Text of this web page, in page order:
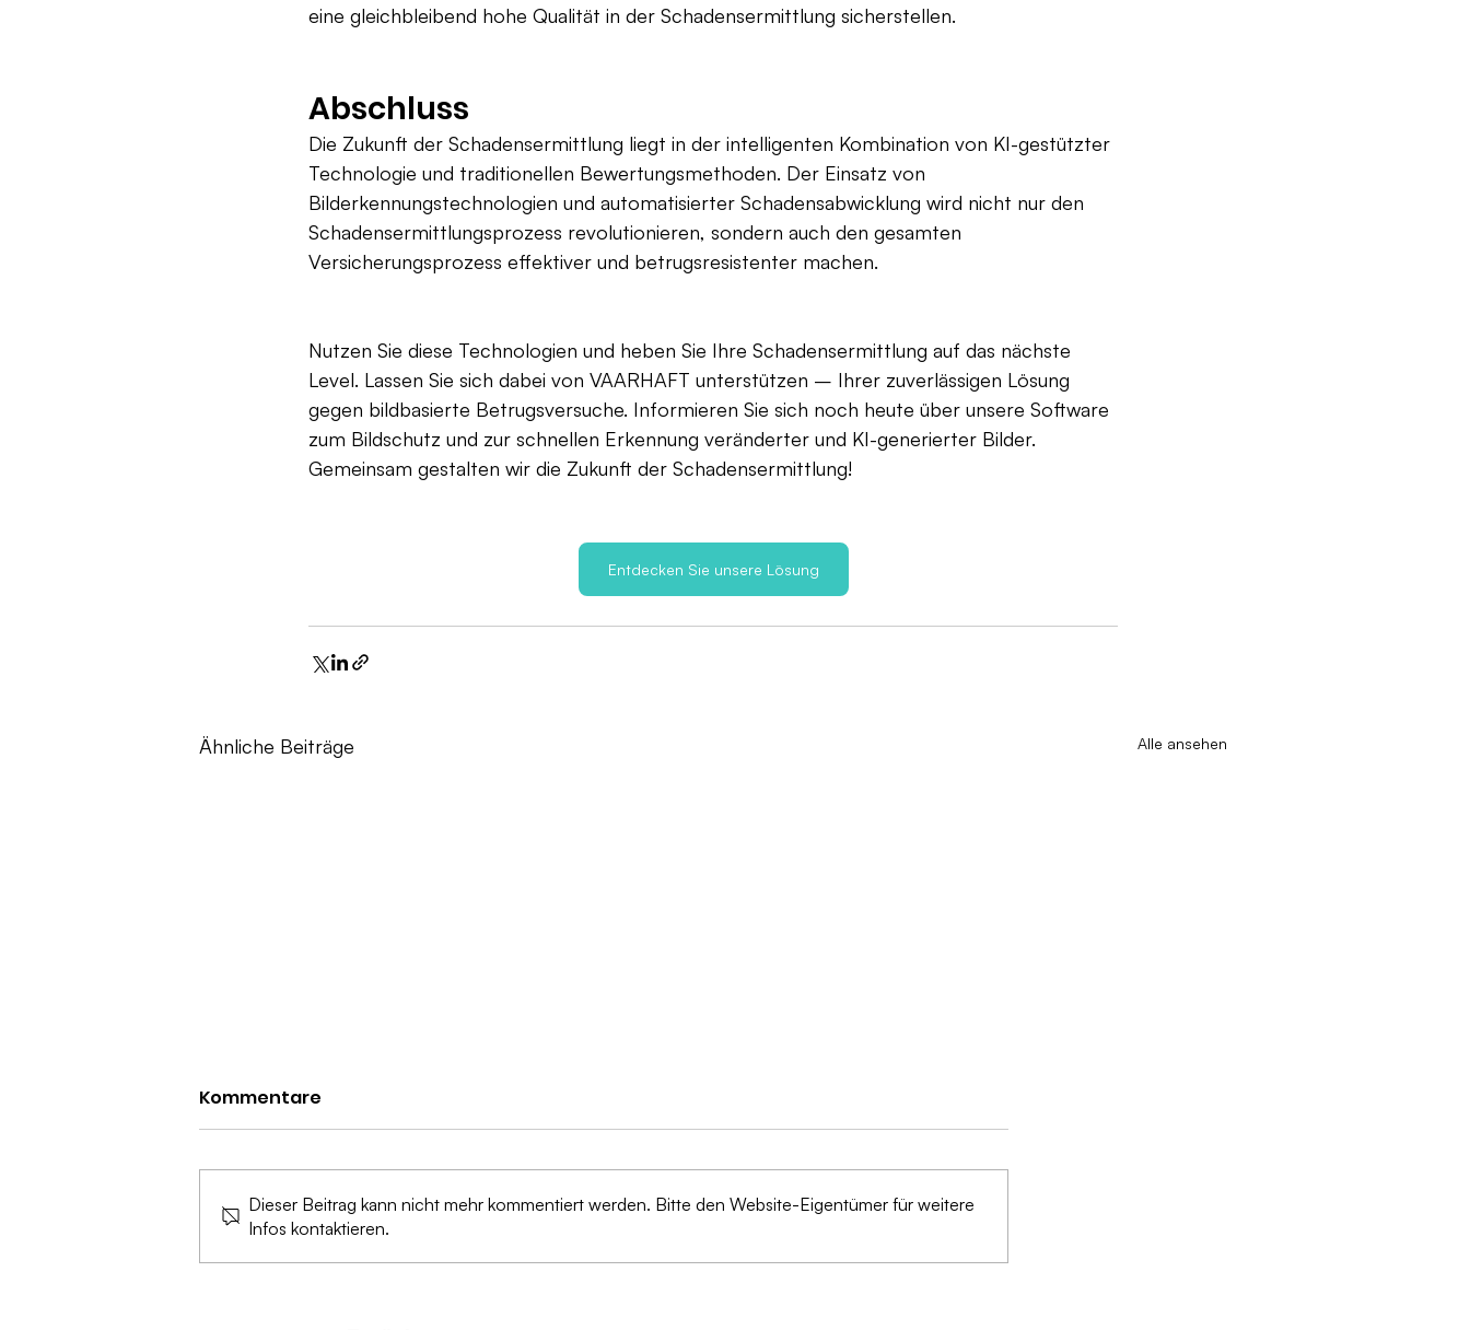
eine gleichbleibend hohe Qualität in der Schadensermittlung sicherstellen.
Abschluss
Die Zukunft der Schadensermittlung liegt in der intelligenten Kombination von KI-gestützter
Technologie und traditionellen Bewertungsmethoden. Der Einsatz von
Bilderkennungstechnologien und automatisierter Schadensabwicklung wird nicht nur den
Schadensermittlungsprozess revolutionieren, sondern auch den gesamten
Versicherungsprozess effektiver und betrugsresistenter machen.
Nutzen Sie diese Technologien und heben Sie Ihre Schadensermittlung auf das nächste
Level. Lassen Sie sich dabei von VAARHAFT unterstützen – Ihrer zuverlässigen Lösung
gegen bildbasierte Betrugsversuche. Informieren Sie sich noch heute über unsere Software
zum Bildschutz und zur schnellen Erkennung veränderter und KI-generierter Bilder.
Gemeinsam gestalten wir die Zukunft der Schadensermittlung!
Entdecken Sie unsere Lösung
Ähnliche Beiträge Alle ansehen
Zukunft des
Von der Theorie zur
Kommentare
Dieser Beitrag kann nicht mehr kommentiert werden. Bitte den Website-Eigentümer für weitere
Infos kontaktieren.